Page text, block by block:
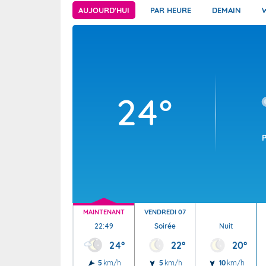
Wallis
Grand
AUJOURD'HUI PAR HEURE DEMAIN
24°
MAINTENANT
22:49
24°
5 km/h
VENDREDI 07
Soirée
22°
5 km/h
Nuit
20°
10 km/h